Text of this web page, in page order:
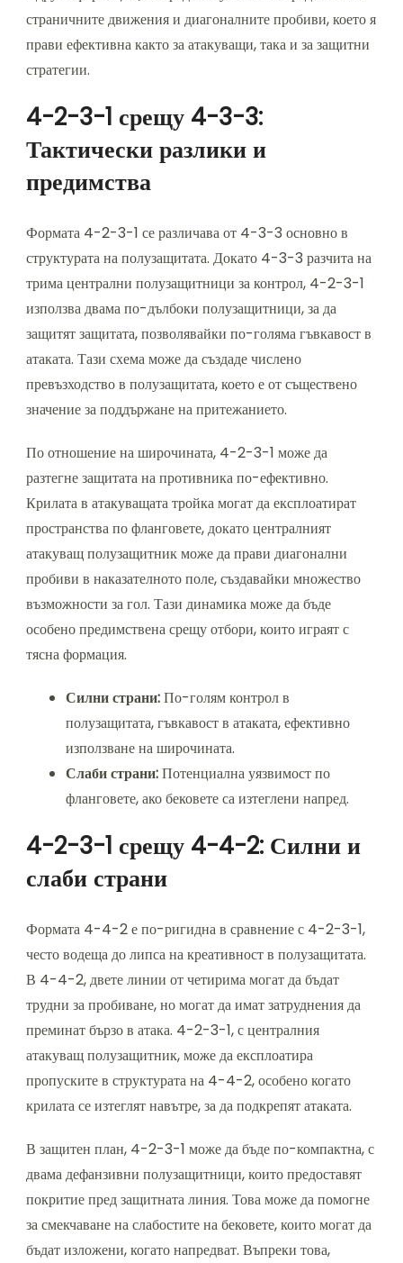
страничните движения и диагоналните пробиви, което я
прави ефективна както за атакуващи, така и за защитни
стратегии.
4-2-3-1 срещу 4-3-3:
Тактически разлики и
предимства
Формата 4-2-3-1 се различава от 4-3-3 основно в
структурата на полузащитата. Докато 4-3-3 разчита на
трима централни полузащитници за контрол, 4-2-3-1
използва двама по-дълбоки полузащитници, за да
защитят защитата, позволявайки по-голяма гъвкавост в
атаката. Тази схема може да създаде числено
превъзходство в полузащитата, което е от съществено
значение за поддържане на притежанието.
По отношение на широчината, 4-2-3-1 може да
разтегне защитата на противника по-ефективно.
Крилата в атакуващата тройка могат да експлоатират
пространства по фланговете, докато централният
атакуващ полузащитник може да прави диагонални
пробиви в наказателното поле, създавайки множество
възможности за гол. Тази динамика може да бъде
особено предимствена срещу отбори, които играят с
тясна формация.
Силни страни:По-голям контрол в
полузащитата, гъвкавост в атаката, ефективно
използване на широчината.
Слаби страни:Потенциална уязвимост по
фланговете, ако бековете са изтеглени напред.
4-2-3-1 срещу 4-4-2: Силни и
слаби страни
Формата 4-4-2 е по-ригидна в сравнение с 4-2-3-1,
често водеща до липса на креативност в полузащитата.
В 4-4-2, двете линии от четирима могат да бъдат
трудни за пробиване, но могат да имат затруднения да
преминат бързо в атака. 4-2-3-1, с централния
атакуващ полузащитник, може да експлоатира
пропуските в структурата на 4-4-2, особено когато
крилата се изтеглят навътре, за да подкрепят атаката.
В защитен план, 4-2-3-1 може да бъде по-компактна, с
двама дефанзивни полузащитници, които предоставят
покритие пред защитната линия. Това може да помогне
за смекчаване на слабостите на бековете, които могат да
бъдат изложени, когато напредват. Въпреки това,